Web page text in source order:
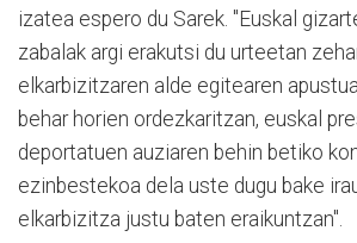
izatea espero du Sarek. "Euskal
zabalak argi erakutsi du urteetan
elkarbizitzaren alde egitearen
behar horien ordezkaritzan, euskal
deportatuen auziaren behin betiko
ezinbestekoa dela uste dugu bake
elkarbizitza justu baten eraikuntzan".